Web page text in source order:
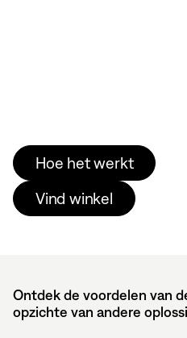
Hoe het werkt
Vind winkel
Ontdek de voordelen van
opzichte van andere